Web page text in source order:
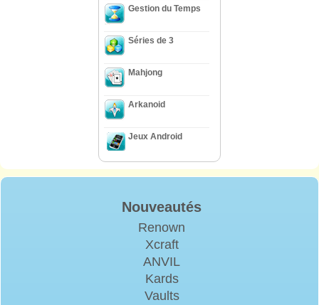
Gestion du Temps
Séries de 3
Mahjong
Arkanoid
Jeux Android
Nouveautés
Renown
Xcraft
ANVIL
Kards
Vaults